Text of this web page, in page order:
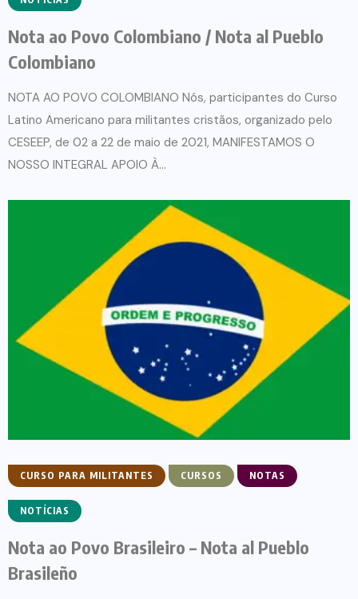
Nota ao Povo Colombiano / Nota al Pueblo
Colombiano
NOTA AO POVO COLOMBIANO Nós, participantes do Curso
Latino Americano para militantes cristãos, organizado pelo
CESEEP, de 02 a 22 de maio de 2021, MANIFESTAMOS O
NOSSO INTEGRAL APOIO À...
CURSO PARA MILITANTES CURSOS NOTAS
NOTÍCIAS
Nota ao Povo Brasileiro – Nota al Pueblo
Brasileño